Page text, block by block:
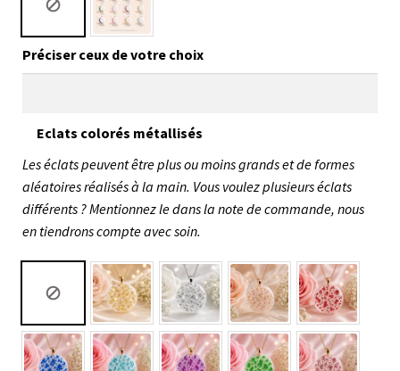
Préciser ceux de votre choix
Eclats colorés métallisés
Les éclats peuvent être plus ou moins grands et de formes
aléatoires réalisés à la main. Vous voulez plusieurs éclats
différents ? Mentionnez le dans la note de commande, nous
en tiendrons compte avec soin.